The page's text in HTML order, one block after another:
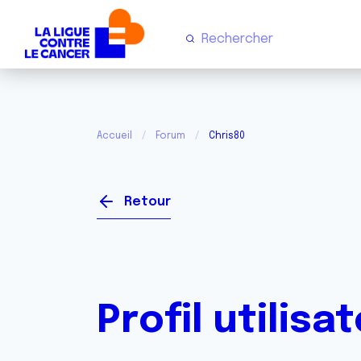
Accueil Forum Chris80
Retour
Profil